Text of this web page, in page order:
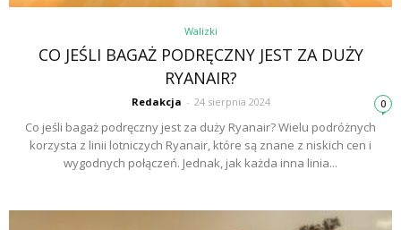
Walizki
CO JEŚLI BAGAŻ PODRĘCZNY JEST ZA DUŻY
RYANAIR?
Redakcja - 24 sierpnia 2024 0
Co jeśli bagaż podręczny jest za duży Ryanair? Wielu podróżnych
korzysta z linii lotniczych Ryanair, które są znane z niskich cen i
wygodnych połączeń. Jednak, jak każda inna linia...